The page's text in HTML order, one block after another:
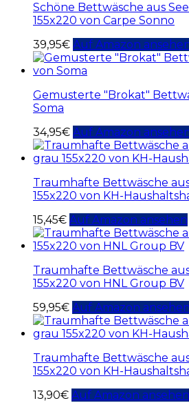
Schöne Bettwäsche aus
155x220 von Carpe Sonno
39,95€ Auf Amazon
Gemusterte "Brokat"
Soma
34,95€ Auf Amazon
Traumhafte Bettwäsche
155x220 von KH-
15,45€ Auf Amazon ansehen
Traumhafte Bettwäsche
155x220 von HNL Group BV
59,95€ Auf Amazon ansehen
Traumhafte Bettwäsche
155x220 von KH-
13,90€ Auf Amazon ansehen